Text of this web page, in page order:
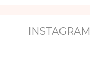
INSTAGRAM